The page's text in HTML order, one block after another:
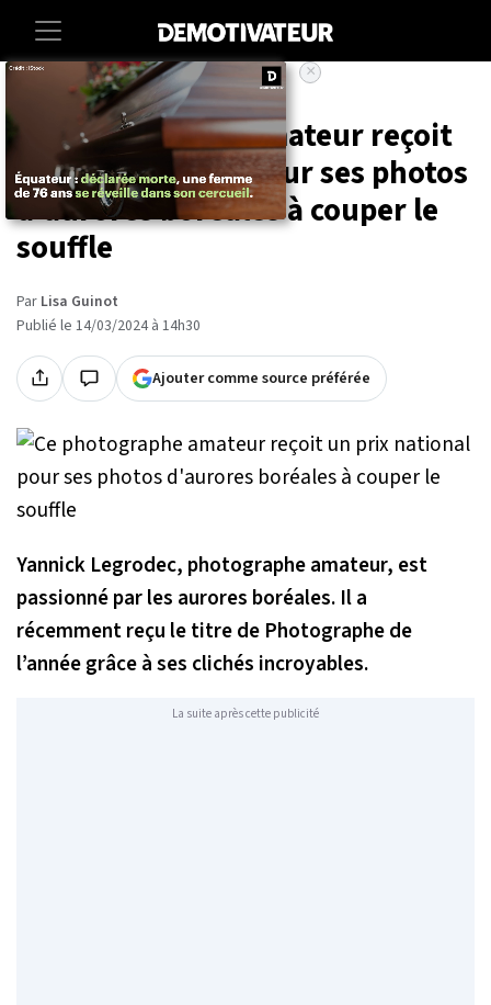
Art-photographie
Ce photographe amateur reçoit
un prix national pour ses photos
d'aurores boréales à couper le
souffle
Par Lisa Guinot
Publié le 14/03/2024 à 14h30
Ajouter comme source préférée
Yannick Legrodec, photographe amateur, est
passionné par les aurores boréales. Il a
récemment reçu le titre de Photographe de
l’année grâce à ses clichés incroyables.
La suite après cette publicité
×